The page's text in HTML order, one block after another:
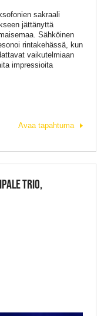
sakraali
jättänyttä
Sähköinen
rintakehässä, kun
vaikutelmiaan
impressioita
Avaa tapahtuma
TRIO,